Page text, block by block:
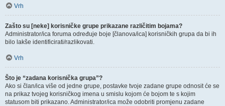
Vrh
Zašto su [neke] korisničke grupe prikazane različitim bojama?
Administrator/ica foruma određuje boje [članova/ica] korisničkih grupa da bi ih
bilo lakše identificirati/razlikovati.
Vrh
Što je “zadana korisnička grupa”?
Ako si član/ica više od jedne grupe, postavke tvoje zadane grupe odnosit će se
na prikaz tvojeg korisničkog imena u smislu kojom će bojom te s kojim
statusom biti prikazano. Administrator/ica može odobriti promjenu zadane